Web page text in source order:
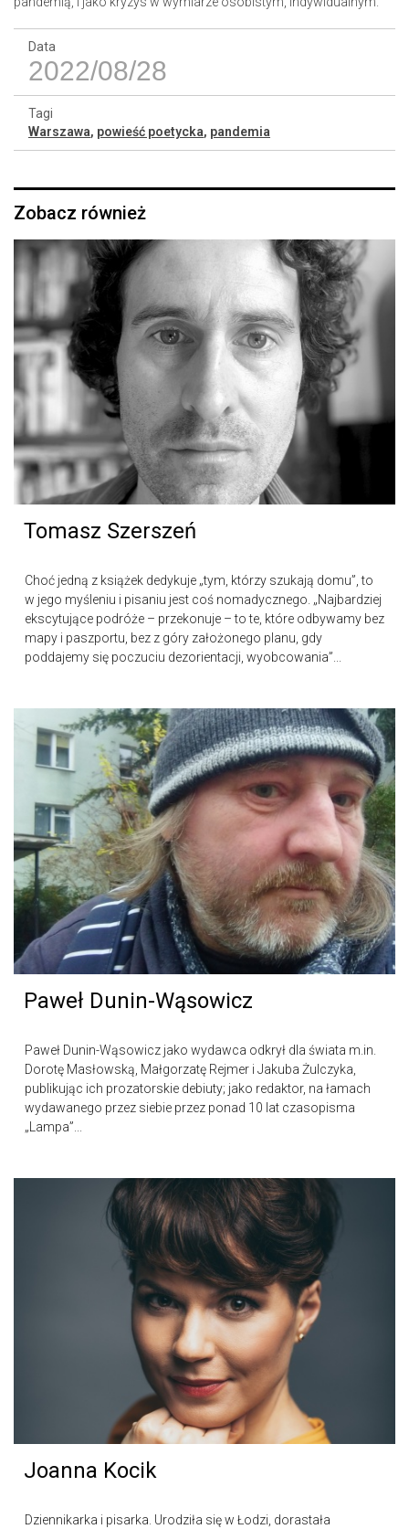
Data
2022/08/28
Tagi
Warszawa, powieść poetycka, pandemia
Zobacz również
Tomasz Szerszeń
Choć jedną z książek dedykuje „tym, którzy szukają domu”, to
w jego myśleniu i pisaniu jest coś nomadycznego. „Najbardziej
ekscytujące podróże – przekonuje – to te, które odbywamy bez
mapy i paszportu, bez z góry założonego planu, gdy
poddajemy się poczuciu dezorientacji, wyobcowania”...
Paweł Dunin-Wąsowicz
Paweł Dunin-Wąsowicz jako wydawca odkrył dla świata m.in.
Dorotę Masłowską, Małgorzatę Rejmer i Jakuba Żulczyka,
publikując ich prozatorskie debiuty; jako redaktor, na łamach
wydawanego przez siebie przez ponad 10 lat czasopisma
„Lampa”...
Joanna Kocik
Dziennikarka i pisarka. Urodziła się w Łodzi, dorastała